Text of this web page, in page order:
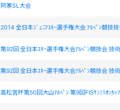
阿寒SL大会
2014 全日本ｼﾞｭﾆｱｽｷｰ選手権大会 ｱﾙﾍﾟﾝ競技
第92回 全日本ｽｷｰ選手権大会ｱﾙﾍﾟﾝ競技会 技
第92回 全日本ｽｷｰ選手権大会ｱﾙﾍﾟﾝ競技会 技
高松宮杯第50回大山ｱﾙﾍﾟﾝ 第9回FISｻﾝﾐﾘｵﾝｶｯﾌ